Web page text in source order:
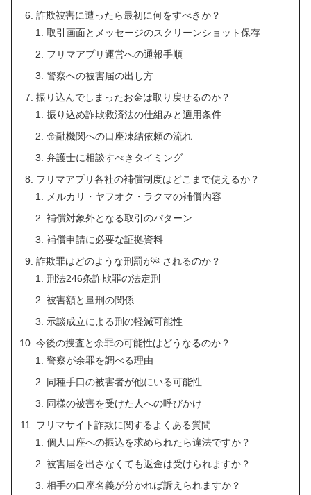
詐欺被害に遭ったら最初に何をすべきか？
取引画面とメッセージのスクリーンショット保存
フリマアプリ運営への通報手順
警察への被害届の出し方
振り込んでしまったお金は取り戻せるのか？
振り込め詐欺救済法の仕組みと適用条件
金融機関への口座凍結依頼の流れ
弁護士に相談すべきタイミング
フリマアプリ各社の補償制度はどこまで使えるか？
メルカリ・ヤフオク・ラクマの補償内容
補償対象外となる取引のパターン
補償申請に必要な証拠資料
詐欺罪はどのような刑罰が科されるのか？
刑法246条詐欺罪の法定刑
被害額と量刑の関係
示談成立による刑の軽減可能性
今後の捜査と余罪の可能性はどうなるのか？
警察が余罪を調べる理由
同種手口の被害者が他にいる可能性
同様の被害を受けた人への呼びかけ
フリマサイト詐欺に関するよくある質問
個人口座への振込を求められたら違法ですか？
被害届を出さなくても返金は受けられますか？
相手の口座名義が分かれば訴えられますか？